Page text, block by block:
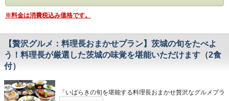
ださい。
お選びいただいていない場合は、和洋室でのご用意となりま
ご夕食は茨城県の食材をふんだんに使用したこのプラン特別
のお料理をお楽しみいただき、特別な時間を満喫していただ
けます。
※料金は消費税込み価格です。
【贅沢グルメ：料理長おまかせプラン】茨城の旬をたべよ
う！料理長が厳選した茨城の味覚を堪能いただけます（2食
付）
「いばらきの旬を堪能する料理長おまかせ贅沢なグルメプラ